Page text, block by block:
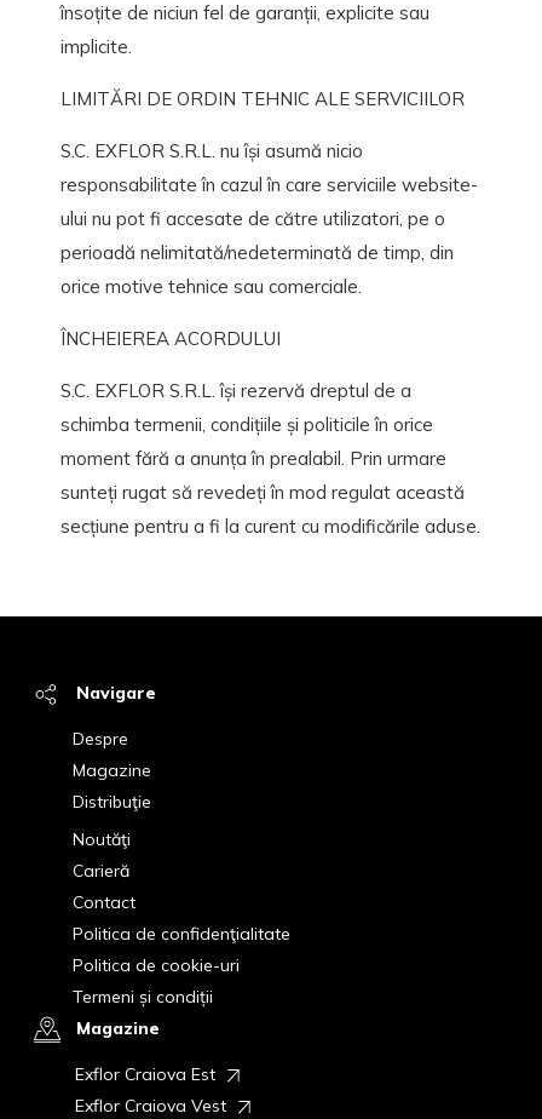
însoțite de niciun fel de garanții, explicite sau
implicite.
LIMITĂRI DE ORDIN TEHNIC ALE SERVICIILOR
S.C. EXFLOR S.R.L. nu își asumă nicio
responsabilitate în cazul în care serviciile website-
ului nu pot fi accesate de către utilizatori, pe o
perioadă nelimitată/nedeterminată de timp, din
orice motive tehnice sau comerciale.
ÎNCHEIEREA ACORDULUI
S.C. EXFLOR S.R.L. își rezervă dreptul de a
schimba termenii, condițiile și politicile în orice
moment fără a anunța în prealabil. Prin urmare
sunteți rugat să revedeți în mod regulat această
secțiune pentru a fi la curent cu modificările aduse.
Navigare
Despre
Magazine
Distribuţie
Noutăţi
Carieră
Contact
Politica de confidenţialitate
Politica de cookie-uri
Termeni și condiții
Magazine
Exflor Craiova Est
Exflor Craiova Vest